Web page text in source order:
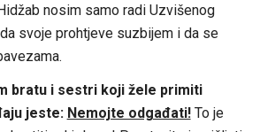
nosim samo radi Uzvišenog
svoje prohtjeve suzbijem i da se
bratu i sestri koji žele primiti
jeste: Nemojte odgađati!To je